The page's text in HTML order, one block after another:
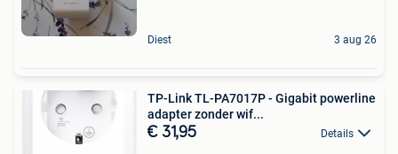
Diest 3 aug 26
TP-Link TL-PA7017P - Gigabit powerline
adapter zonder wif...
€ 31,95 Details